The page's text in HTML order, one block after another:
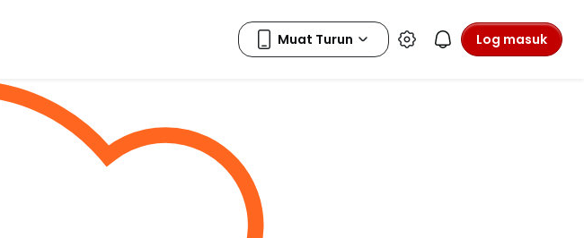
Log masuk